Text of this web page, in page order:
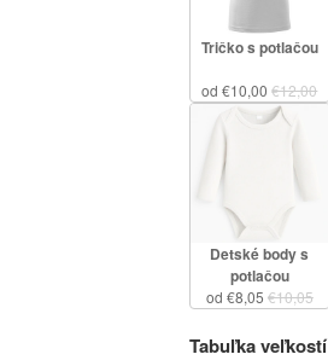
Tričko s potlačou
od €10,00€12,00
Detské body s
potlačou
od €8,05 €10,05
Tabuľka veľkostí